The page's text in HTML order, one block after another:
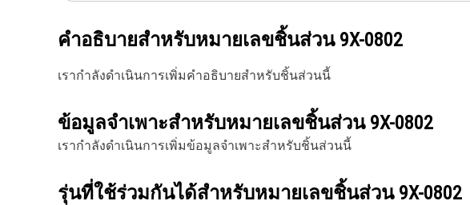
คำอธิบายสำหรับหมายเลขชิ้นส่วน 9X-0802
เรากำลังดำเนินการเพิ่มคำอธิบายสำหรับชิ้นส่วนนี้
ข้อมูลจำเพาะสำหรับหมายเลขชิ้นส่วน 9X-0802
เรากำลังดำเนินการเพิ่มข้อมูลจำเพาะสำหรับชิ้นส่วนนี้
รุ่นที่ใช้ร่วมกันได้สำหรับหมายเลขชิ้นส่วน 9X-0802